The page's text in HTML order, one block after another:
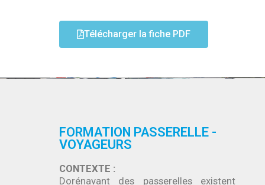
Télécharger la fiche PDF
FORMATION PASSERELLE -
VOYAGEURS
CONTEXTE :
Dorénavant des passerelles existent